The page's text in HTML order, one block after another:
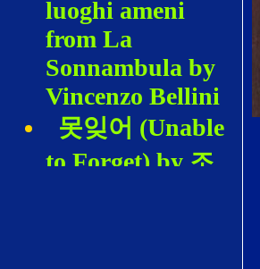
luoghi ameni
from La
Sonnambula by
Vincenzo Bellini
못잊어 (Unable
to Forget) by 조